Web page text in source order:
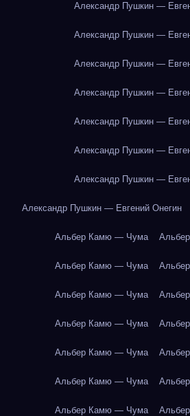
Александр Пушкин —
Александр Пушкин —
Александр Пушкин —
Александр Пушкин —
Александр Пушкин —
Александр Пушкин —
Александр Пушкин —
Александр Пушкин — Евгений Онегин
Альбер Камю — Чума
Альбер Камю — Чума
Альбер Камю — Чума
Альбер Камю — Чума
Альбер Камю — Чума
Альбер Камю — Чума
Альбер Камю — Чума